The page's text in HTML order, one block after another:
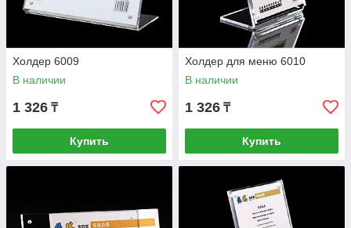
Холдер 6009
В наличии
1 326 ₸
Купить
Холдер для меню 6010
В наличии
1 326 ₸
Купить